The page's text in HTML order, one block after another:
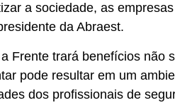
a sociedade, as
da Abraest.
Frente trará benefícios não
pode resultar em um
dos profissionais de